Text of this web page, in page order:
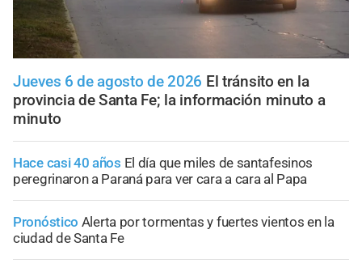
Jueves 6 de agosto de 2026 El tránsito en la
provincia de Santa Fe; la información minuto a
minuto
Hace casi 40 años El día que miles de santafesinos
peregrinaron a Paraná para ver cara a cara al Papa
Pronóstico Alerta por tormentas y fuertes vientos en la
ciudad de Santa Fe